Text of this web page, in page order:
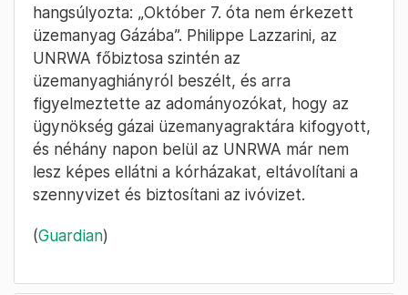
hangsúlyozta: „Október 7. óta nem érkezett
üzemanyag Gázába”. Philippe Lazzarini, az
UNRWA főbiztosa szintén az
üzemanyaghiányról beszélt, és arra
figyelmeztette az adományozókat, hogy az
ügynökség gázai üzemanyagraktára kifogyott,
és néhány napon belül az UNRWA már nem
lesz képes ellátni a kórházakat, eltávolítani a
szennyvizet és biztosítani az ivóvizet.
(Guardian)